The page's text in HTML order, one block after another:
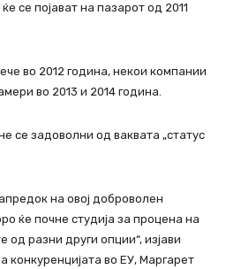
се појават на пазарот од 2011
во 2012 година, некои компании
во 2013 и 2014 година.
се задоволни од ваквата „статус
на овој доброволен
ќе почне студија за процена на
разни други опции“, изјави
конкуренцијата во ЕУ, Маргарет